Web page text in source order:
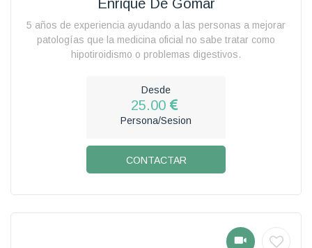
Enrique De Gomar
5 años de experiencia ayudando a las personas a mejorar
patologías que la medicina oficial no sabe tratar como
hipotiroidismo o problemas digestivos.
Desde
25.00
Persona/Sesion
CONTACTAR